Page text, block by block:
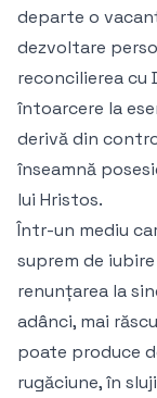
departe o
dezvoltare
reconcilierea cu
întoarcere la
derivă din
înseamnă
lui Hristos.
Într-un mediu
suprem de
renunțarea la
adânci, mai
poate produce
rugăciune, în